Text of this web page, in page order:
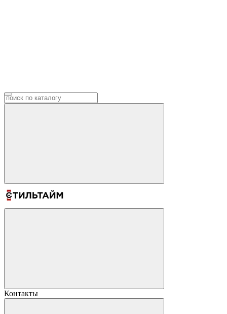
Контакты